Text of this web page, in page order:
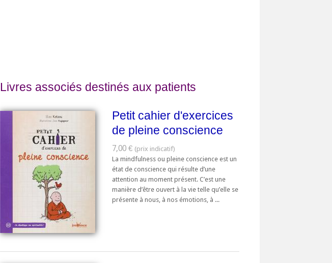
Livres associés destinés aux patients
Petit cahier d'exercices
de pleine conscience
7,00 €
La mindfulness ou pleine conscience est un
état de conscience qui résulte d’une
attention au moment présent. C’est une
manière d’être ouvert à la vie telle qu’elle se
présente à nous, à nos émotions, à ...